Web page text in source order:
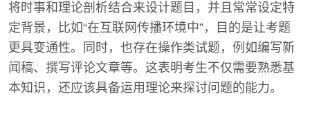
将时事和理论剖析结合来设计题目，并且常常设定特
定背景，比如“在互联网传播环境中”，目的是让考题
更具变通性。同时，也存在操作类试题，例如编写新
闻稿、撰写评论文章等。这表明考生不仅需要熟悉基
本知识，还应该具备运用理论来探讨问题的能力。